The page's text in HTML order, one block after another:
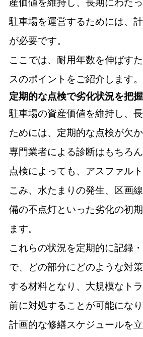
産価値を維持し、長期にわた
駐車場を運営するためには、
が必要です。
ここでは、耐用年数を伸ばす
スのポイントをご紹介します。
定期的な点検で劣化状況を把
駐車場の資産価値を維持し、
ためには、定期的な点検が欠か
専門業者による診断はもちろ
点検によっても、アスファル
こみ、水たまりの発生、区画
備の不点灯といった劣化の初
ます。
これらの状況を定期的に記録
で、どの部分にどのような対
する材料となり、大規模なト
前に対処することが可能になり
計画的な修繕スケジュールを